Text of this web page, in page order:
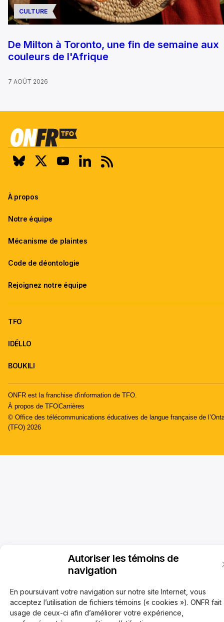
Autoriser les témoins de
navigation
En poursuivant votre navigation sur notre site Internet, vous
acceptez l’utilisation de fichiers témoins (« cookies »). ONFR fait
usage de ceux-ci afin d’améliorer votre expérience,
CULTURE
De Milton à Toronto, une fin de semaine aux
couleurs de l'Afrique
7 AOÛT 2026
À propos
Notre équipe
Mécanisme de plaintes
Code de déontologie
Rejoignez notre équipe
TFO
IDÉLLO
BOUKILI
ONFR est la franchise d'information de TFO.
À propos de TFOCarrières
© Office des télécommunications éducatives de langue française de
(TFO) 2026